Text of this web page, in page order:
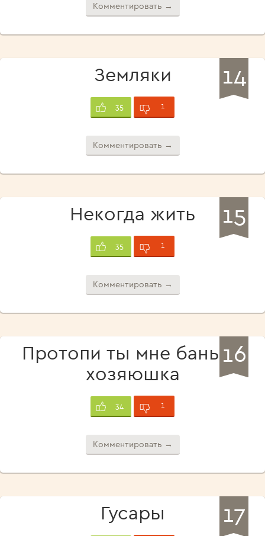
Комментировать →
14
Земляки
35 1
Комментировать →
15
Некогда жить
35 1
Комментировать →
16
Протопи ты мне баньку,
хозяюшка
34 1
Комментировать →
17
Гусары